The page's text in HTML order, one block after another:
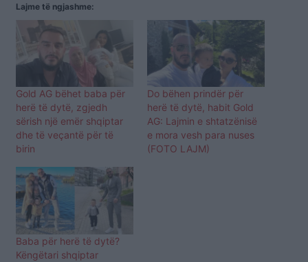
Lajme të ngjashme:
Gold AG bëhet baba për
herë të dytë, zgjedh
sërish një emër shqiptar
dhe të veçantë për të
birin
Do bëhen prindër për
herë të dytë, habit Gold
AG: Lajmin e shtatzënisë
e mora vesh para nuses
(FOTO LAJM)
Baba për herë të dytë?
Këngëtari shqiptar